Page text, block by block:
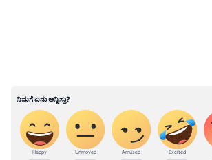
ಎಂಬಿಬಿಎಸ್ ಪರೀಕ್ಷೆಗಳೇ ಮೊದಲ
ಭಾಗದ ಚಿತ್ರೀಕರಣ ಮುಗಿದ ತಕ್ಷಣವೇ
ಪರೀಕ್ಷೆಗಳಿಗೆ ತೆರಳುತ್ತಿದ್ದೆ. ಮತ್ತೆ ಸಮಯ
ಹಿಂದಿರುಗಿ ಚಿತ್ರೀಕರಣದಲ್ಲಿ